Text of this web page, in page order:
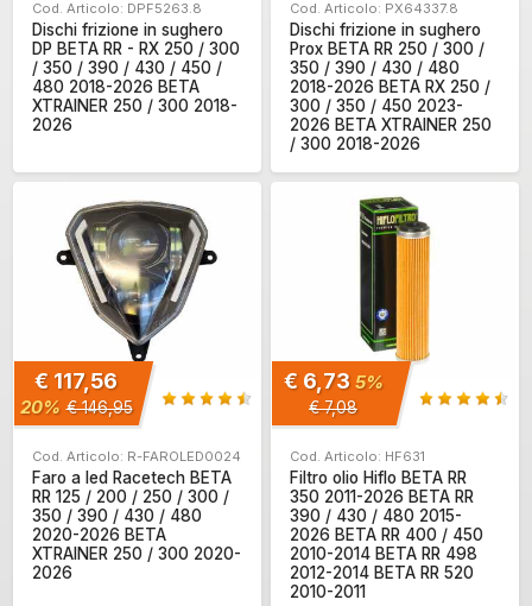
Cod. Articolo: DPF5263.8
Dischi frizione in sughero
DP BETA RR - RX 250 / 300
/ 350 / 390 / 430 / 450 /
480 2018-2026 BETA
XTRAINER 250 / 300 2018-
2026
Cod. Articolo: PX64337.8
Dischi frizione in sughero
Prox BETA RR 250 / 300 /
350 / 390 / 430 / 480
2018-2026 BETA RX 250 /
300 / 350 / 450 2023-
2026 BETA XTRAINER 250
/ 300 2018-2026
€ 117,56
20% € 146,95
Cod. Articolo: R-FAROLED0024
Faro a led Racetech BETA
RR 125 / 200 / 250 / 300 /
350 / 390 / 430 / 480
2020-2026 BETA
XTRAINER 250 / 300 2020-
2026
€ 6,73 5%
€ 7,08
Cod. Articolo: HF631
Filtro olio Hiflo BETA RR
350 2011-2026 BETA RR
390 / 430 / 480 2015-
2026 BETA RR 400 / 450
2010-2014 BETA RR 498
2012-2014 BETA RR 520
2010-2011